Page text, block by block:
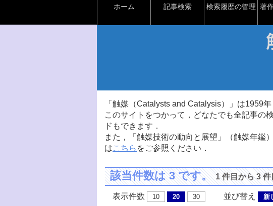
ホーム 記事検索 検索履歴の管理 著
「触媒（Catalysts and Catalysis）」は1959
このサイトをつかって，どなたでも全記事の
ドもできます．
また，「触媒技術の動向と展望」（触媒年鑑
はこちら をご参照ください．
該当件数は 3 です。1 件目から 3
表示件数 10 20 30 並び替え 新